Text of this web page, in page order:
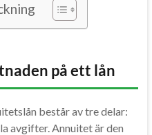
på ett lån
består av tre delar:
avgifter. Annuitet är den